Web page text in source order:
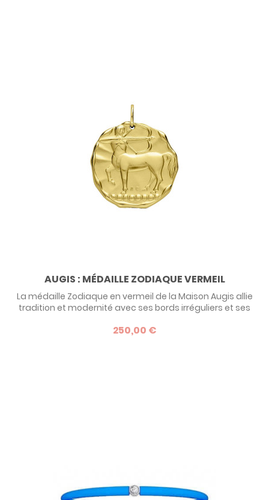
AUGIS : MÉDAILLE ZODIAQUE VERMEIL
La médaille Zodiaque en vermeil de la Maison Augis allie
tradition et modernité avec ses bords irréguliers et ses
mm incarne chaque signe astrologique avec caractère.
250,00 €